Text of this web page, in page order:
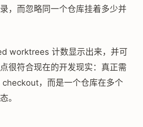
，而忽略同一个仓库挂着多少并
worktrees 计数显示出来，并可
很符合现在的开发现实：真正需
checkout，而是一个仓库在多个
。